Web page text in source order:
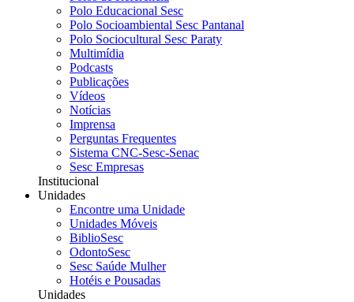
Polo Educacional Sesc
Polo Socioambiental Sesc Pantanal
Polo Sociocultural Sesc Paraty
Multimídia
Podcasts
Publicações
Vídeos
Notícias
Imprensa
Perguntas Frequentes
Sistema CNC-Sesc-Senac
Sesc Empresas
Institucional
Unidades
Encontre uma Unidade
Unidades Móveis
BiblioSesc
OdontoSesc
Sesc Saúde Mulher
Hotéis e Pousadas
Unidades